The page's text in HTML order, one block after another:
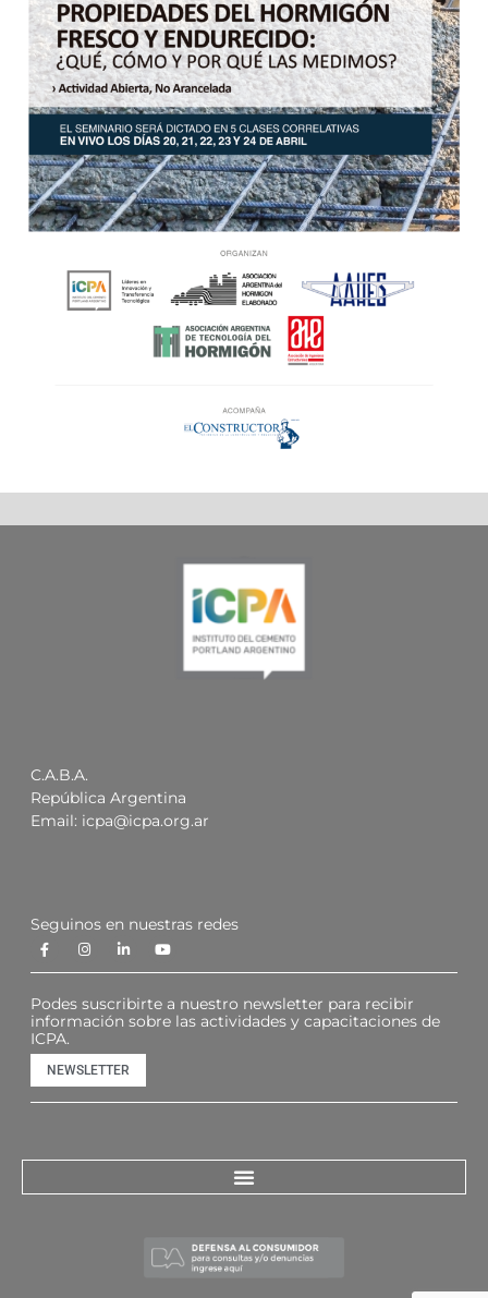
C.A.B.A.
República Argentina
Email: icpa@icpa.org.ar
Seguinos en nuestras redes
Podes suscribirte a nuestro newsletter para recibir
información sobre las actividades y capacitaciones de
ICPA.
NEWSLETTER